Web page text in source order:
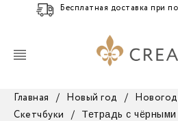
Бесплатная доставка при
Главная / Новый год /
Скетчбуки
/
Тетрадь с